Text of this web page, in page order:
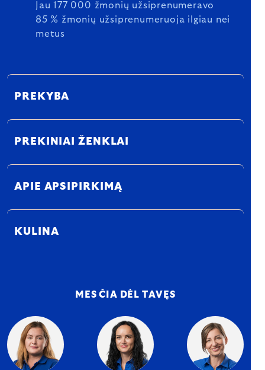
Jau 177 000 žmonių užsiprenumeravo
85 % žmonių užsiprenumeruoja ilgiau nei
metus
PREKYBA
PREKINIAI ŽENKLAI
APIE APSIPIRKIMĄ
KULINA
MES ČIA DĖL TAVĘS